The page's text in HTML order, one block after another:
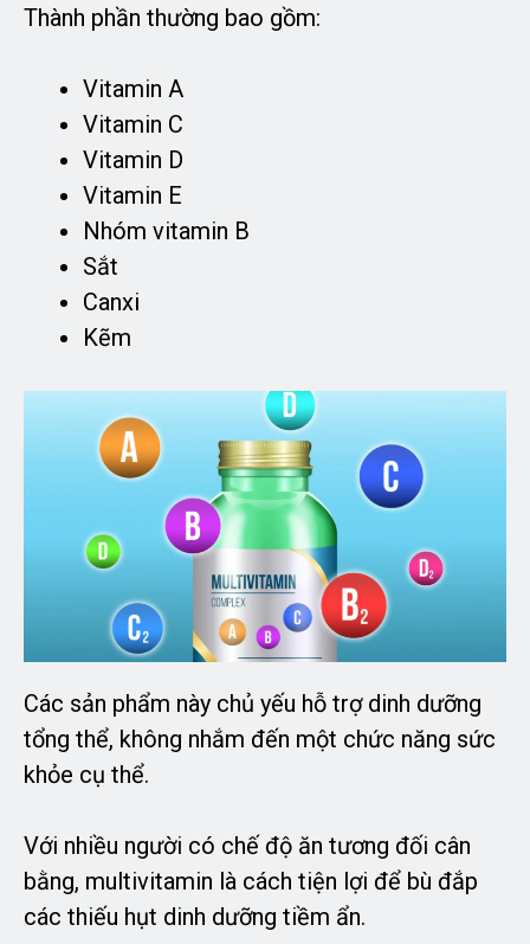
Thành phần thường bao gồm:
Vitamin A
Vitamin C
Vitamin D
Vitamin E
Nhóm vitamin B
Sắt
Canxi
Kẽm
Các sản phẩm này chủ yếu hỗ trợ dinh dưỡng
tổng thể, không nhắm đến một chức năng sức
khỏe cụ thể.
Với nhiều người có chế độ ăn tương đối cân
bằng, multivitamin là cách tiện lợi để bù đắp
các thiếu hụt dinh dưỡng tiềm ẩn.